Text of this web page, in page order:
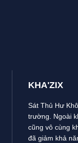
KHA'ZIX
Sát Thủ Hư
trường. Ngoài
cũng vô cùng
đã giảm khả